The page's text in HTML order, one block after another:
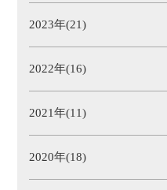
2023年(21)
2022年(16)
2021年(11)
2020年(18)